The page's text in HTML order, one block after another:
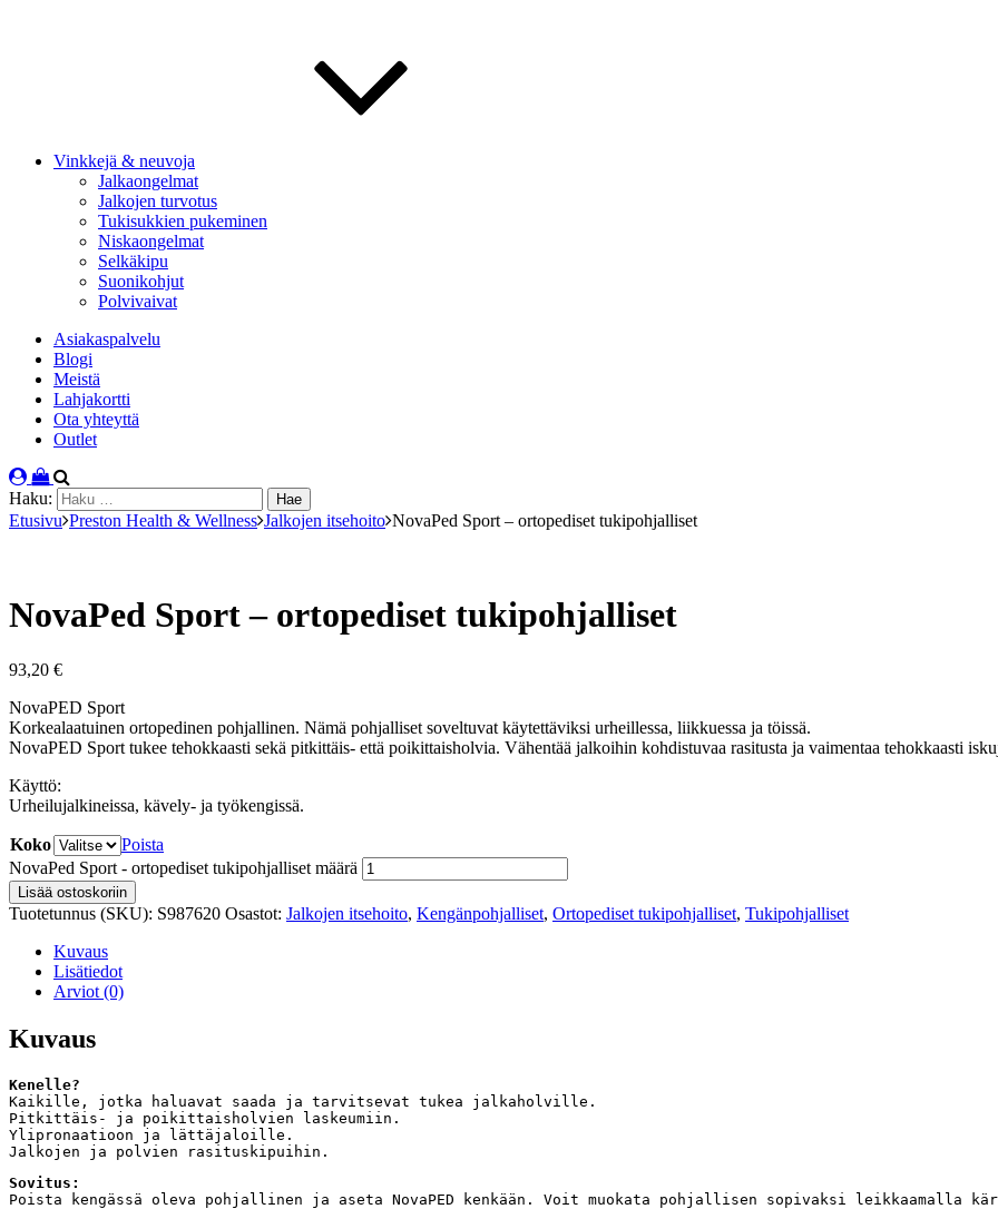
Vinkkejä & neuvoja
Jalkaongelmat
Jalkojen turvotus
Tukisukkien pukeminen
Niskaongelmat
Selkäkipu
Suonikohjut
Polvivaivat
Asiakaspalvelu
Blogi
Meistä
Lahjakortti
Ota yhteyttä
Outlet
Haku:
Etusivu Preston Health & Wellness Jalkojen itsehoito NovaPed Sport – ortopediset tukipohjalliset
NovaPed Sport – ortopediset tukipohjalliset
93,20 €
NovaPED Sport
Korkealaatuinen ortopedinen pohjallinen. Nämä pohjalliset soveltuvat käytettäviksi urheillessa, liikkuessa ja töissä.
NovaPED Sport tukee tehokkaasti sekä pitkittäis- että poikittaisholvia. Vähentää jalkoihin kohdistuvaa rasitusta ja vaimentaa tehokkaasti
Käyttö:
Urheilujalkineissa, kävely- ja työkengissä.
Koko
Poista
NovaPed Sport - ortopediset tukipohjalliset määrä
Lisää ostoskoriin
Tuotetunnus (SKU): S987620 Osastot: Jalkojen itsehoito, Kengänpohjalliset, Ortopediset tukipohjalliset, Tukipohjalliset
Kuvaus
Lisätiedot
Arviot (0)
Kuvaus
Kenelle?
Kaikille, jotka haluavat saada ja tarvitsevat tukea jalkaholville.
Pitkittäis- ja poikittaisholvien laskeumiin.
Ylipronaatioon ja lättäjaloille.
Jalkojen ja polvien rasituskipuihin.
Sovitus:
Poista kengässä oleva pohjallinen ja aseta NovaPED kenkään. Voit muokata pohjallisen sopivaksi leikkaamalla